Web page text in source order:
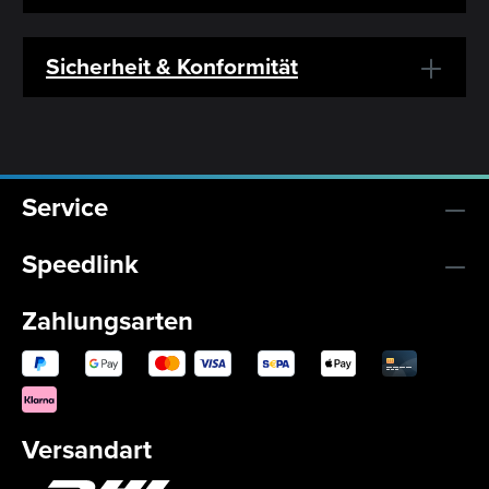
Sicherheit & Konformität
Service
Speedlink
Zahlungsarten
Versandart